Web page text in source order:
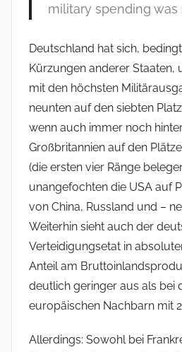
military spending was
Deutschland hat sich,
Kürzungen anderer Staaten,
mit den höchsten
neunten auf den siebten
wenn auch immer noch
Großbritannien auf den
(die ersten vier Ränge
unangefochten die USA auf
von China, Russland und –
Weiterhin sieht auch der
Verteidigungsetat in
Anteil am
deutlich geringer aus als bei
europäischen Nachbarn mit
Allerdings: Sowohl bei